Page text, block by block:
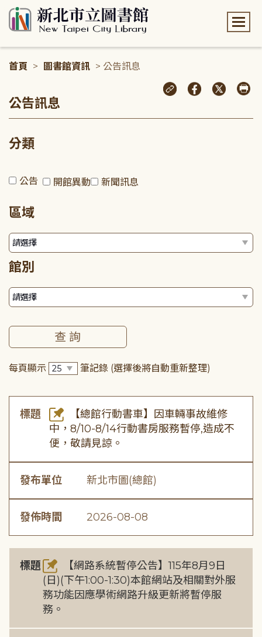
首頁 > 圖書館資訊 > 公告訊息
公告訊息
分類
公告 開館異動 新聞訊息
區域
館別
每頁顯示 筆記錄 (選擇後將自動重新整理)
標題
【總館行動書車】因車輛事故維修
中，8/10-8/14行動書房服務暫停,造成不
便，敬請見諒。
發布單位 新北市圖(總館)
發佈時間 2026-08-08
標題
【網路系統暫停公告】115年8月9日
(日)(下午1:00-1:30)本館網站及相關對外服
務功能因應學術網路升級更新將暫停服
務。